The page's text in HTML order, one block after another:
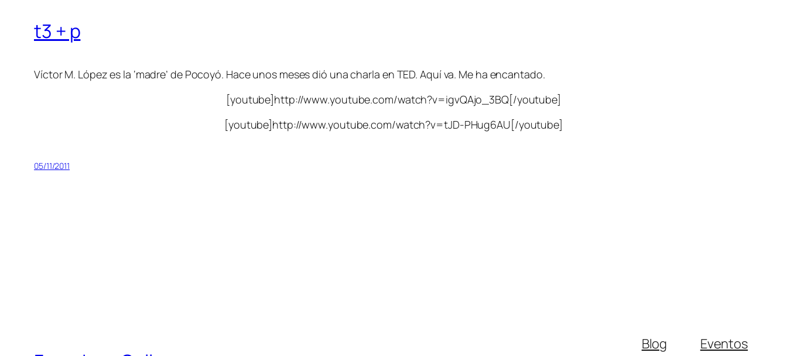
t3 + p
Víctor M. López es la ‘madre’ de Pocoyó. Hace unos meses dió una charla en TED. Aquí va. Me ha encantado.
[youtube]http://www.youtube.com/watch?v=igvQAjo_3BQ[/youtube]
[youtube]http://www.youtube.com/watch?v=tJD-PHug6AU[/youtube]
05/11/2011
Blog
Eventos